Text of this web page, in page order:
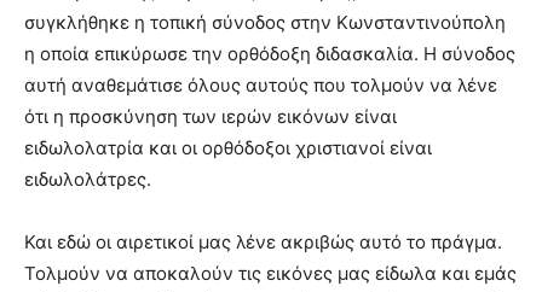
συγκλήθηκε η τοπική σύνοδος στην Κωνσταντινούπολη
η οποία επικύρωσε την ορθόδοξη διδασκαλία. Η σύνοδος
αυτή αναθεμάτισε όλους αυτούς που τολμούν να λένε
ότι η προσκύνηση των ιερών εικόνων είναι
ειδωλολατρία και οι ορθόδοξοι χριστιανοί είναι
ειδωλολάτρες.
Και εδώ οι αιρετικοί μας λένε ακριβώς αυτό το πράγμα.
Τολμούν να αποκαλούν τις εικόνες μας είδωλα και εμάς